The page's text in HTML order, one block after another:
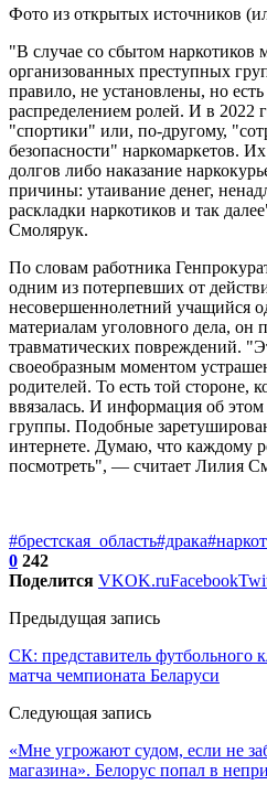
Фото из открытых источников
"В случае со сбытом наркотиков
организованных преступных
правило, не установлены, но есть
распределением ролей. И в 2022
"спортики" или, по-другому,
безопасности" наркомаркетов.
долгов либо наказание
причины: утаивание денег,
раскладки наркотиков и так
Смолярук.
По словам работника
одним из потерпевших от
несовершеннолетний учащийся
материалам уголовного дела, он
травматических повреждений.
своеобразным моментом
родителей. То есть той стороне,
ввязалась. И информация об этом
группы. Подобные
интернете. Думаю, что каждому
посмотреть", — считает Лилия
#брестская_область#драка
0 242
Поделится VKOK.ruFacebook
Предыдущая запись
СК: представитель футбольного
матча чемпионата Беларуси
Следующая запись
«Мне угрожают судом, если не
магазина». Белорус попал в